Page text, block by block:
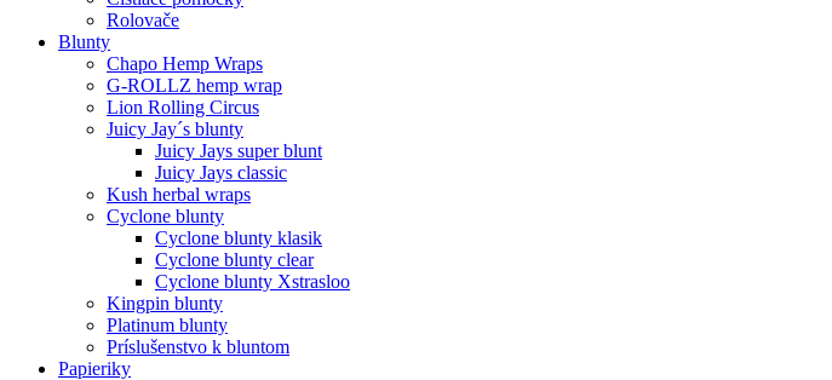
Rolovače
Blunty
Chapo Hemp Wraps
G-ROLLZ hemp wrap
Lion Rolling Circus
Juicy Jay´s blunty
Juicy Jays super blunt
Juicy Jays classic
Kush herbal wraps
Cyclone blunty
Cyclone blunty klasik
Cyclone blunty clear
Cyclone blunty Xstrasloo
Kingpin blunty
Platinum blunty
Príslušenstvo k bluntom
Papieriky